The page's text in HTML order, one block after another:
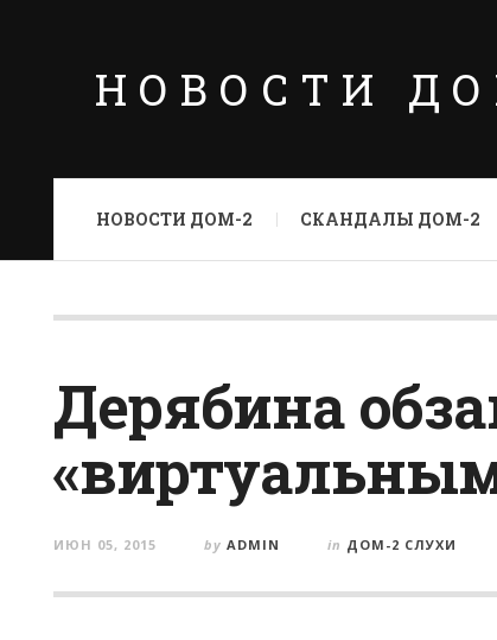
НОВОСТИ
НОВОСТИ ДОМ-2 СКАНДАЛЫ ДОМ-2
Дерябина
ИЮН 05, 2015 by ADMIN in ДОМ-2 СЛУХИ